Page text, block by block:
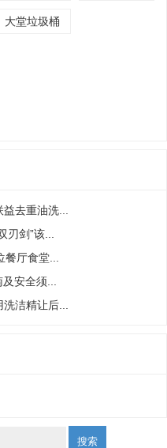
大堂垃圾桶
去重油洗...
剑”该...
厅食堂...
安全须...
洁精让后...
搜索